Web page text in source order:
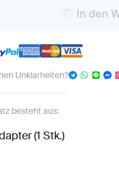
In den
Unklarheiten?
besteht aus:
(1 Stk.)